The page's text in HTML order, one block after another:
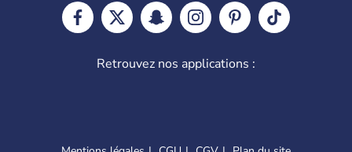
Retrouvez nos applications :